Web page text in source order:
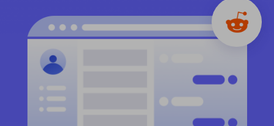
Berater für langfristige imap
Ich habe kein heating$0.2Die IP liebt mich
Berater für langfristige imap
Markenschutz
SEO-Überwachung
Anzeigenüberprüfung
Partnerprogramm
Partner
KOSTENLOSE WERKZEUGE
Lernen
FAQ
Deutsch
中文
Genießen77 % Rabatt und handeln Sie jetzt!